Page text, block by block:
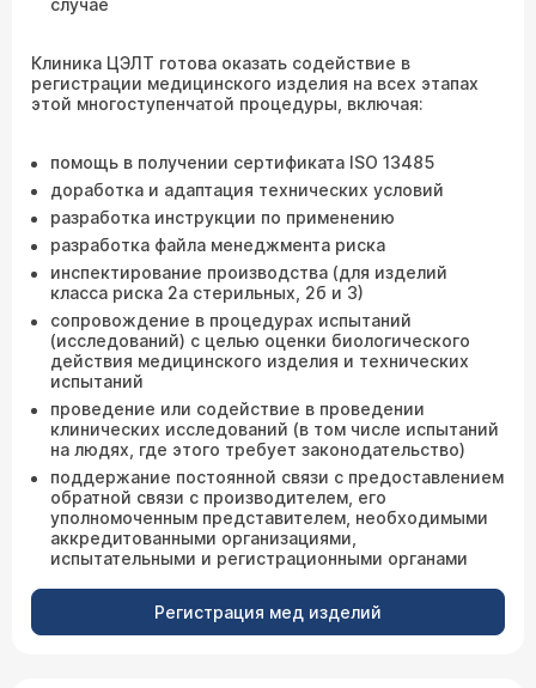
случае
Клиника ЦЭЛТ готова оказать содействие в
регистрации медицинского изделия на всех этапах
этой многоступенчатой процедуры, включая:
помощь в получении сертификата ISO 13485
доработка и адаптация технических условий
разработка инструкции по применению
разработка файла менеджмента риска
инспектирование производства (для изделий
класса риска 2а стерильных, 2б и 3)
сопровождение в процедурах испытаний
(исследований) с целью оценки биологического
действия медицинского изделия и технических
испытаний
проведение или содействие в проведении
клинических исследований (в том числе испытаний
на людях, где этого требует законодательство)
поддержание постоянной связи с предоставлением
обратной связи с производителем, его
уполномоченным представителем, необходимыми
аккредитованными организациями,
испытательными и регистрационными органами
Регистрация мед изделий